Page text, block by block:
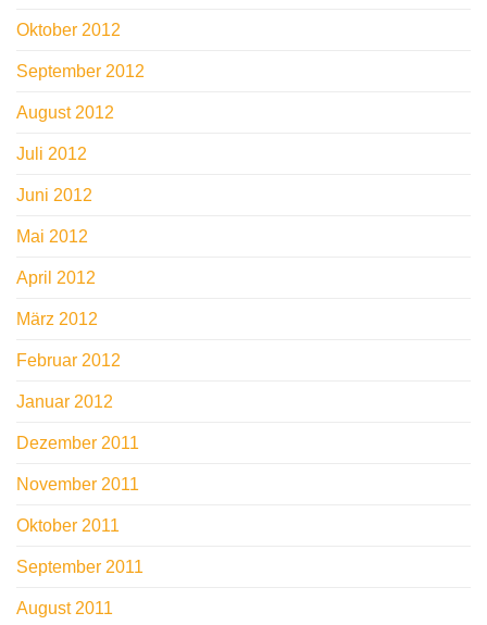
Oktober 2012
September 2012
August 2012
Juli 2012
Juni 2012
Mai 2012
April 2012
März 2012
Februar 2012
Januar 2012
Dezember 2011
November 2011
Oktober 2011
September 2011
August 2011